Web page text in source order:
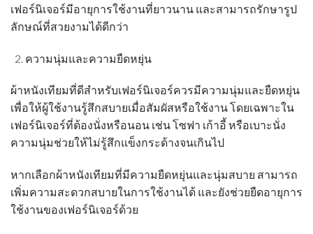
เฟอร์นิเจอร์มีอายุการใช้งานที่ยาวนาน และสามารถรักษารูป
ลักษณ์ที่สวยงามได้ดีกว่า
ความนุ่มและความยืดหยุ่น
ผ้าหนังเทียมที่ดีสำหรับเฟอร์นิเจอร์ควรมีความนุ่มและยืดหยุ่น
เพื่อให้ผู้ใช้งานรู้สึกสบายเมื่อสัมผัสหรือใช้งาน โดยเฉพาะใน
เฟอร์นิเจอร์ที่ต้องนั่งหรือนอน เช่น โซฟา เก้าอี้ หรือเบาะนั่ง
ความนุ่มช่วยให้ไม่รู้สึกแข็งกระด้างจนเกินไป
หากเลือกผ้าหนังเทียมที่มีความยืดหยุ่นและนุ่มสบาย สามารถ
เพิ่มความสะดวกสบายในการใช้งานได้ และยังช่วยยืดอายุการ
ใช้งานของเฟอร์นิเจอร์ด้วย